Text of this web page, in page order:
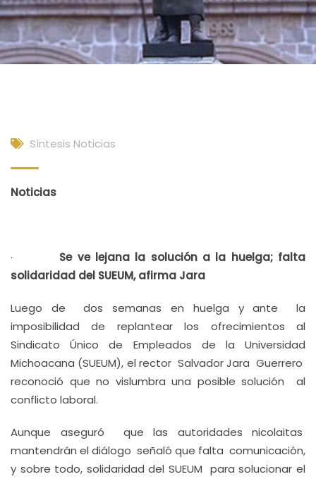
Síntesis Noticias
Noticias
· Se ve lejana la solución a la huelga; falta
solidaridad del SUEUM, afirma Jara
Luego de dos semanas en huelga y ante la
imposibilidad de replantear los ofrecimientos al
Sindicato Único de Empleados de la Universidad
Michoacana (SUEUM), el rector Salvador Jara Guerrero
reconoció que no vislumbra una posible solución al
conflicto laboral.
Aunque aseguró que las autoridades nicolaitas
mantendrán el diálogo señaló que falta comunicación,
y sobre todo, solidaridad del SUEUM para solucionar el